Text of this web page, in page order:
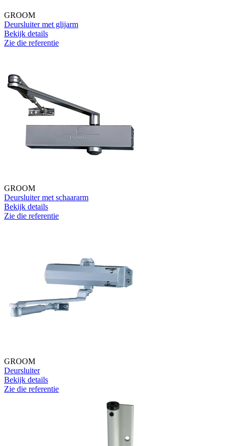
GROOM
Deursluiter met glijarm
Bekijk details
Zie die referentie
GROOM
Deursluiter met schaararm
Bekijk details
Zie die referentie
GROOM
Deursluiter
Bekijk details
Zie die referentie